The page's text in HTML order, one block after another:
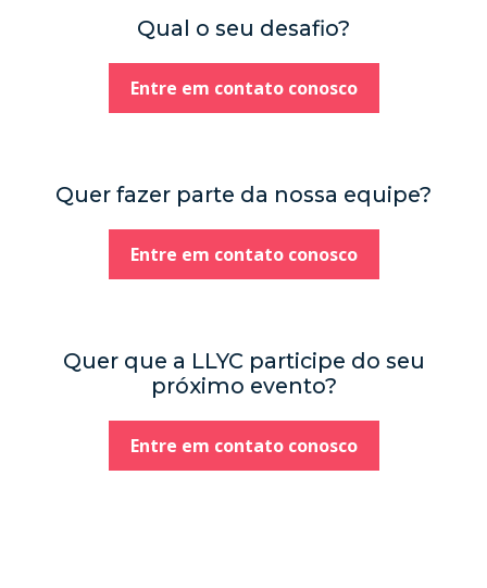
Qual o seu desafio?
Entre em contato conosco
Quer fazer parte da nossa equipe?
Entre em contato conosco
Quer que a LLYC participe do seu
próximo evento?
Entre em contato conosco